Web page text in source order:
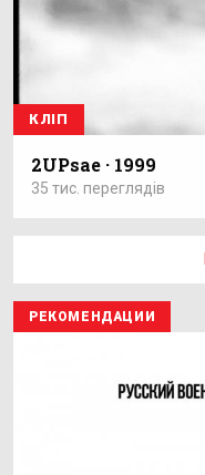
КЛІП
2UPsae · 1999
35 тис. переглядів
РЕКОМЕНДАЦИИ